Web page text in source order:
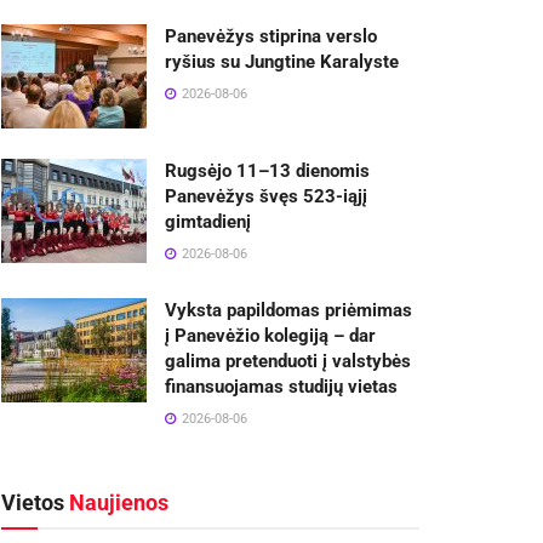
Panevėžys stiprina verslo
ryšius su Jungtine Karalyste
2026-08-06
Rugsėjo 11–13 dienomis
Panevėžys švęs 523-iąjį
gimtadienį
2026-08-06
Vyksta papildomas priėmimas
į Panevėžio kolegiją – dar
galima pretenduoti į valstybės
finansuojamas studijų vietas
2026-08-06
Vietos Naujienos